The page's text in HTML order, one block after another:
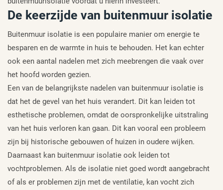
De keerzijde van buitenmuur isolatie
Buitenmuur isolatie is een populaire manier om energie te
besparen en de warmte in huis te behouden. Het kan echter
ook een aantal nadelen met zich meebrengen die vaak over
het hoofd worden gezien.
Een van de belangrijkste nadelen van buitenmuur isolatie is
dat het de gevel van het huis verandert. Dit kan leiden tot
esthetische problemen, omdat de oorspronkelijke uitstraling
van het huis verloren kan gaan. Dit kan vooral een probleem
zijn bij historische gebouwen of huizen in oudere wijken.
Daarnaast kan buitenmuur isolatie ook leiden tot
vochtproblemen. Als de isolatie niet goed wordt aangebracht
of als er problemen zijn met de ventilatie, kan vocht zich